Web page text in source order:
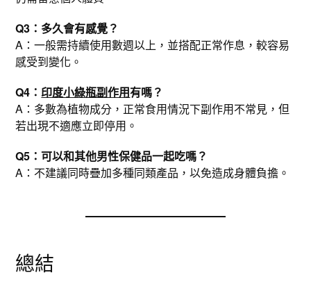
Q3：多久會有感覺？
A：一般需持續使用數週以上，並搭配正常作息，較容易
感受到變化。
Q4： 印度小綠瓶副作用有嗎？
A：多數為植物成分，正常食用情況下副作用不常見，但
若出現不適應立即停用。
Q5：可以和其他男性保健品一起吃嗎？
A：不建議同時疊加多種同類產品，以免造成身體負擔。
總結